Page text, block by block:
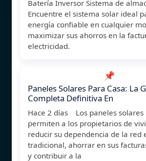
Batería Inversor Sistema de
Encuentre el sistema solar ideal
energía confiable en cualquier
maximizar sus ahorros en la
electricidad.
📌
Paneles Solares Para Casa: La
Completa Definitiva En
Hace 2 días Los paneles solares
permiten a los propietarios de
reducir su dependencia de la red
tradicional, ahorrar en sus
y contribuir a la